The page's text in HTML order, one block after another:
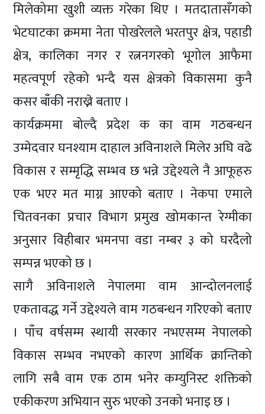
मिलेकोमा खुशी व्यक्त गरेका थिए । मतदातासँगको
भेटघाटका क्रममा नेता पोखरेलले भरतपुर क्षेत्र, पहाडी
क्षेत्र, कालिका नगर र रत्ननगरको भूगोल आफैमा
महत्वपूर्ण रहेको भन्दै यस क्षेत्रको विकासमा कुनै
कसर बाँकी नराख्ने बताए ।
कार्यक्रममा बोल्दै प्रदेश क का वाम गठबन्धन
उम्मेदवार घनश्याम दाहाल अविनाशले मिलेर अघि वढे
विकास र सम्मृद्धि सम्भव छ भन्ने उद्देश्यले नै आफूहरु
एक भएर मत माग्न आएको बताए । नेकपा एमाले
चितवनका प्रचार विभाग प्रमुख खोमकान्त रेग्मीका
अनुसार विहीबार भमनपा वडा नम्बर ३ को घरदैलो
सम्पन्न भएको छ ।
सागै अविनाशले नेपालमा वाम आन्दोलनलाई
एकतावद्ध गर्ने उद्देश्यले वाम गठबन्धन गरिएको बताए
। पाँच वर्षसम्म स्थायी सरकार नभएसम्म नेपालको
विकास सम्भव नभएको कारण आर्थिक क्रान्तिको
लागि सबै वाम एक ठाम भनेर कम्युनिस्ट शक्तिको
एकीकरण अभियान सुरु भएको उनको भनाइ छ ।